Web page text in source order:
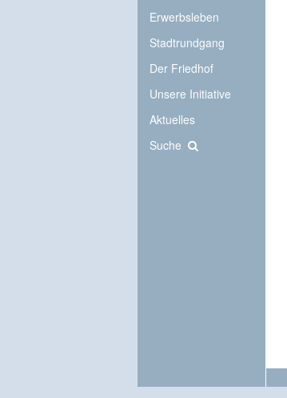
Erwerbsleben
Stadtrundgang
Der Friedhof
Unsere Initiative
Aktuelles
Suche